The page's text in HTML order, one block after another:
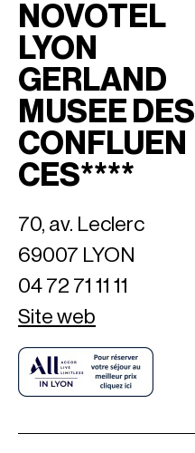
NOVOTEL
LYON
GERLAND
MUSEE DES
CONFLUEN
CES****
70, av. Leclerc
69007 LYON
04 72 71 11 11
Site web